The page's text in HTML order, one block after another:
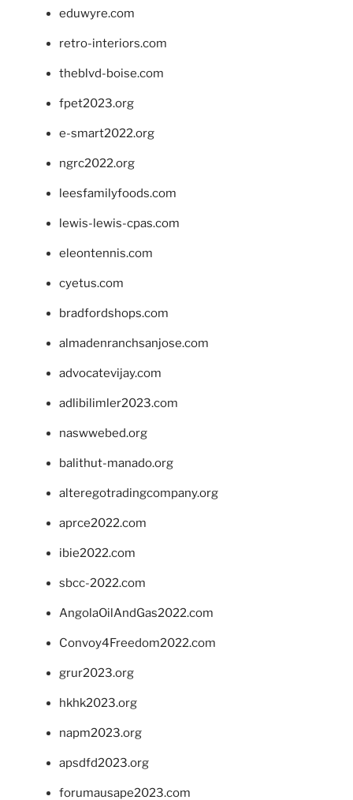
eduwyre.com
retro-interiors.com
theblvd-boise.com
fpet2023.org
e-smart2022.org
ngrc2022.org
leesfamilyfoods.com
lewis-lewis-cpas.com
eleontennis.com
cyetus.com
bradfordshops.com
almadenranchsanjose.com
advocatevijay.com
adlibilimler2023.com
naswwebed.org
balithut-manado.org
alteregotradingcompany.org
aprce2022.com
ibie2022.com
sbcc-2022.com
AngolaOilAndGas2022.com
Convoy4Freedom2022.com
grur2023.org
hkhk2023.org
napm2023.org
apsdfd2023.org
forumausape2023.com